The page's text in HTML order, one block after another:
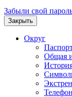
Забыли свой
Закрыть
Округ
Общая